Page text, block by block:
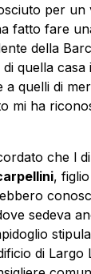
per un
fatto fare
della
quella
quelli di
mi ha
che l
,
sedeva
di Largo